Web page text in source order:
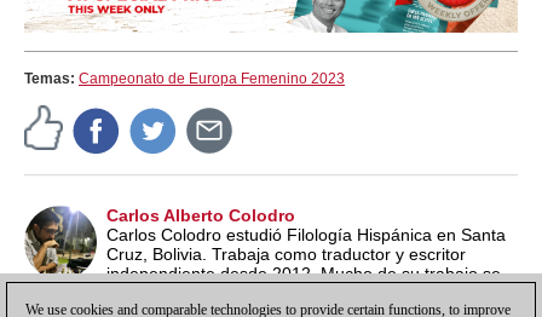
Temas: Campeonato de Europa Femenino 2023
Carlos Alberto Colodro
Carlos Colodro estudió Filología Hispánica en Santa
Cruz, Bolivia. Trabaja como traductor y escritor
independiente desde 2012. Mucho de su trabajo se
grandes intereses, junto con la literatura y la música.
We use cookies and comparable technologies to provide certain functions, to improve